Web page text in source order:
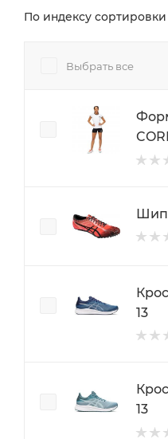
По индексу сортировки
Выбрать все
13
13